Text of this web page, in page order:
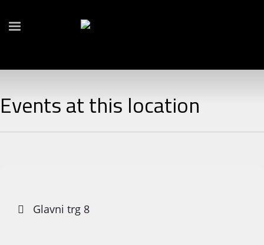
Events at this location
Glavni trg 8